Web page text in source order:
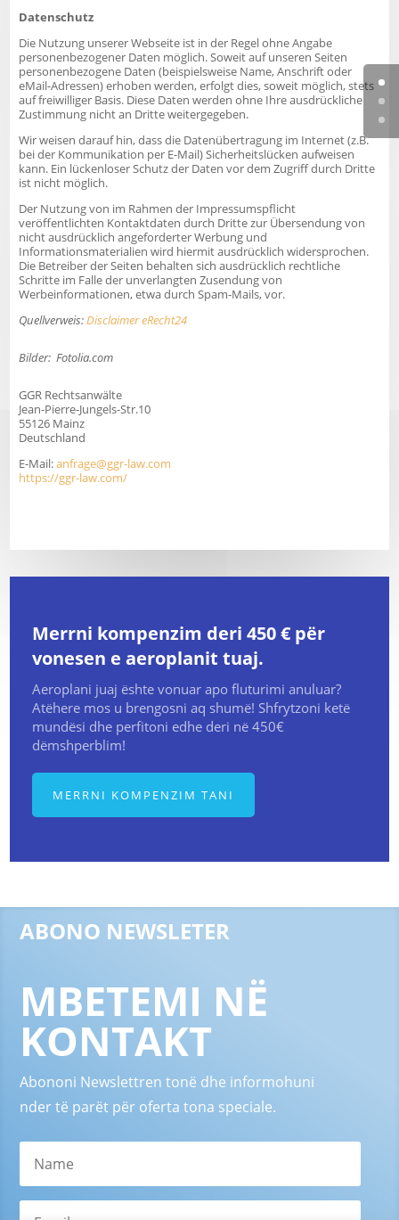
Datenschutz
Die Nutzung unserer Webseite ist in der Regel ohne Angabe
personenbezogener Daten möglich. Soweit auf unseren Seiten
personenbezogene Daten (beispielsweise Name, Anschrift oder
eMail-Adressen) erhoben werden, erfolgt dies, soweit möglich, stets
auf freiwilliger Basis. Diese Daten werden ohne Ihre ausdrückliche
Zustimmung nicht an Dritte weitergegeben.
Wir weisen darauf hin, dass die Datenübertragung im Internet (z.B.
bei der Kommunikation per E-Mail) Sicherheitslücken aufweisen
kann. Ein lückenloser Schutz der Daten vor dem Zugriff durch Dritte
ist nicht möglich.
Der Nutzung von im Rahmen der Impressumspflicht
veröffentlichten Kontaktdaten durch Dritte zur Übersendung von
nicht ausdrücklich angeforderter Werbung und
Informationsmaterialien wird hiermit ausdrücklich widersprochen.
Die Betreiber der Seiten behalten sich ausdrücklich rechtliche
Schritte im Falle der unverlangten Zusendung von
Werbeinformationen, etwa durch Spam-Mails, vor.
Quellverweis:Disclaimer eRecht24
Bilder: Fotolia.com
GGR Rechtsanwälte
Jean-Pierre-Jungels-Str.10
55126 Mainz
Deutschland
E-Mail:anfrage@ggr-law.com
https://ggr-law.com/
Merrni kompenzim deri 450 € për
vonesen e aeroplanit tuaj.
Aeroplani juaj ështe vonuar apo fluturimi anuluar?
Atëhere mos u brengosni aq shumë! Shfrytzoni ketë
mundësi dhe perfitoni edhe deri në 450€
dëmshperblim!
MERRNI KOMPENZIM TANI
ABONO NEWSLETER
MBETEMI NË
KONTAKT
Abononi Newslettren tonë dhe informohuni
nder të parët për oferta tona speciale.